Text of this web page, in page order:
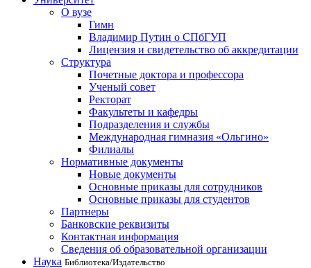
О вузе
Гимн
Владимир Путин о СПбГУП
Лицензия и свидетельство об аккредитации
Структура
Почетные доктора и профессора
Ученый совет
Ректорат
Факультеты и кафедры
Подразделения и службы
Международная гимназия «Ольгино»
Филиалы
Нормативные документы
Новые документы
Основные приказы для сотрудников
Основные приказы для студентов
Партнеры
Банковские реквизиты
Контактная информация
Сведения об образовательной организации
Наука Библиотека/Издательство